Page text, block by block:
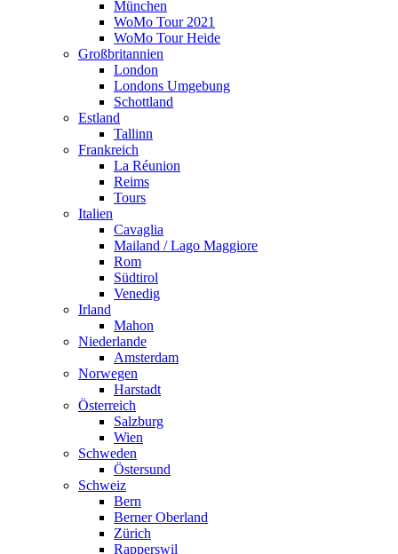
München
WoMo Tour 2021
WoMo Tour Heide
Großbritannien
London
Londons Umgebung
Schottland
Estland
Tallinn
Frankreich
La Réunion
Reims
Tours
Italien
Cavaglia
Mailand / Lago Maggiore
Rom
Südtirol
Venedig
Irland
Mahon
Niederlande
Amsterdam
Norwegen
Harstadt
Österreich
Salzburg
Wien
Schweden
Östersund
Schweiz
Bern
Berner Oberland
Zürich
Rapperswil